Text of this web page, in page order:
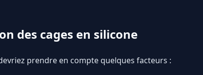
des cages en silicone
prendre en compte quelques facteurs :